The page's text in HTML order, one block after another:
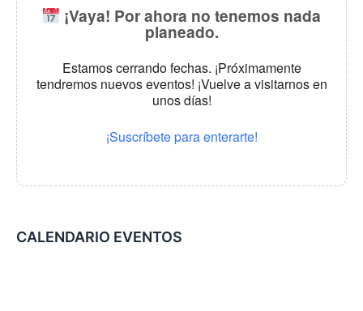
¡Vaya! Por ahora no tenemos nada
planeado.
Estamos cerrando fechas. ¡Próximamente
tendremos nuevos eventos! ¡Vuelve a visitarnos en
unos días!
¡Suscríbete para enterarte!
CALENDARIO EVENTOS